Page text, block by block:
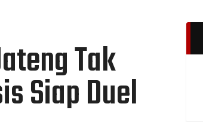
Tak
Siap Duel